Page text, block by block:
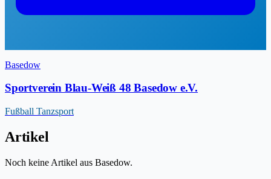
Basedow
Sportverein Blau-Weiß 48 Basedow e.V.
Fußball Tanzsport
Artikel
Noch keine Artikel aus Basedow.